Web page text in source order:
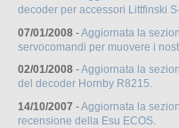
decoder per accessori Littfinski
07/01/2008 -Aggiornata la
servocomandi per muovere i
02/01/2008 -Aggiornata la
del decoder Hornby R8215.
14/10/2007 -Aggiornata la
recensione della Esu ECOS.